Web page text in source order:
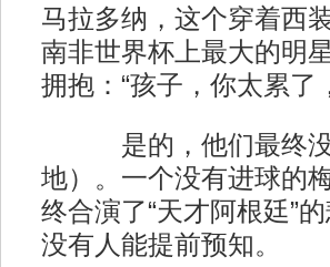
马拉多纳，这个穿着西
南非世界杯上最大的明
拥抱：“孩子，你太累了
是的，他们最终没
地）。一个没有进球的
终合演了“天才阿根廷”
没有人能提前预知。